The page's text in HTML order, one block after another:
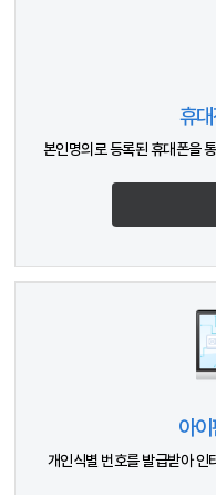
휴
본인명의로 등록된 휴대폰을
아
개인식별 번호를 발급받아 인